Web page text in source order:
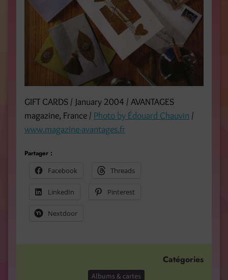
GIFT CARDS / January 2004 / AVANTAGES
magazine, France / Photo by Édouard Chauvin /
www.magazine-avantages.fr
Partager :
Facebook
Threads
LinkedIn Pinterest
Nextdoor
Catégories
Albums & cartes